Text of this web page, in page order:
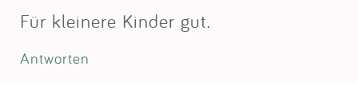
Für kleinere Kinder gut.
Antworten